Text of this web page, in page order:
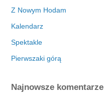
Z Nowym Hodam
Kalendarz
Spektakle
Pierwszaki górą
Najnowsze komentarze